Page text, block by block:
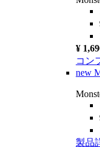
¥
コン
new
製品